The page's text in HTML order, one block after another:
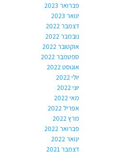
פברואר 2023
ינואר 2023
דצמבר 2022
נובמבר 2022
אוקטובר 2022
ספטמבר 2022
אוגוסט 2022
יולי 2022
יוני 2022
מאי 2022
אפריל 2022
מרץ 2022
פברואר 2022
ינואר 2022
דצמבר 2021